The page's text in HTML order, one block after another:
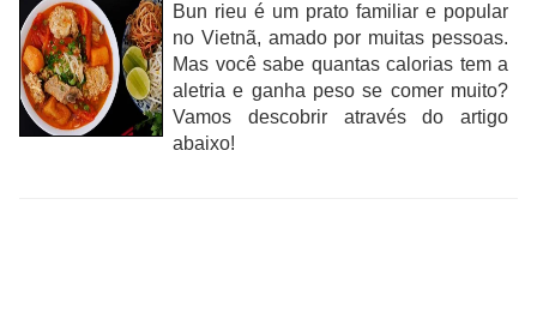
Bun rieu é um prato familiar e popular
no Vietnã, amado por muitas pessoas.
Mas você sabe quantas calorias tem a
aletria e ganha peso se comer muito?
Vamos descobrir através do artigo
abaixo!